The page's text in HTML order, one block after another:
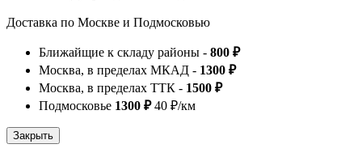
Доставка по Москве и Подмосковью
Ближайщие к складу районы - 800 ₽
Москва, в пределах МКАД - 1300 ₽
Москва, в пределах ТТК - 1500 ₽
Подмосковье 1300 ₽40 ₽/км